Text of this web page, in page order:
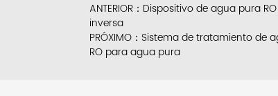
ANTERIOR：Dispositivo de agua pura
inversa
PRÓXIMO：Sistema de tratamiento de
RO para agua pura